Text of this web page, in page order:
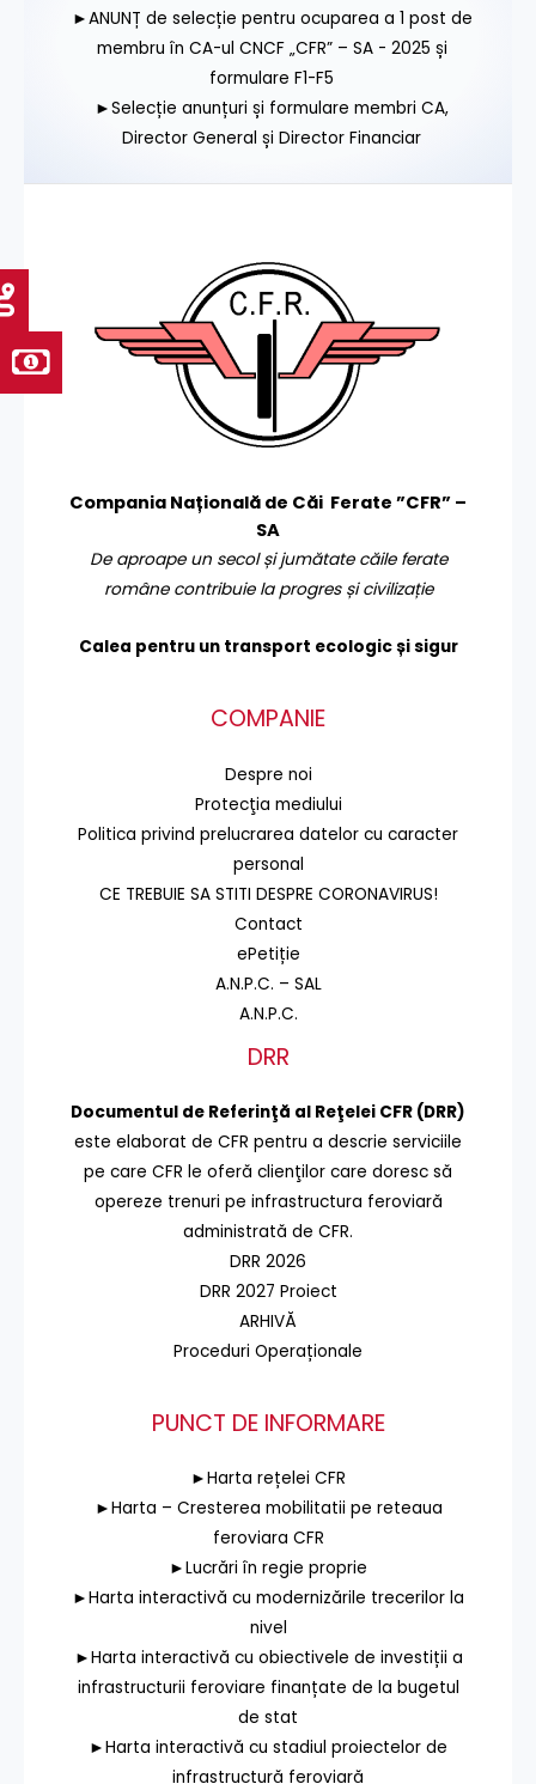
►ANUNȚ de selecție pentru ocuparea a 1 post de
membru în CA-ul CNCF „CFR” – SA - 2025 și
formulare F1-F5
►Selecție anunțuri și formulare membri CA,
Director General și Director Financiar
Compania Națională de Căi Ferate ”CFR” –
SA
De aproape un secol și jumătate căile ferate
române contribuie la progres și civilizație
Calea pentru un transport ecologic și sigur
COMPANIE
Despre noi
Protecţia mediului
Politica privind prelucrarea datelor cu caracter
personal
CE TREBUIE SA STITI DESPRE CORONAVIRUS!
Contact
ePetiție
A.N.P.C. – SAL
A.N.P.C.
DRR
Documentul de Referinţă al Reţelei CFR (DRR)
este elaborat de CFR pentru a descrie serviciile
pe care CFR le oferă clienţilor care doresc să
opereze trenuri pe infrastructura feroviară
administrată de CFR.
DRR 2026
DRR 2027 Proiect
ARHIVĂ
Proceduri Operaționale
PUNCT DE INFORMARE
►Harta rețelei CFR
►Harta – Cresterea mobilitatii pe reteaua
feroviara CFR
►Lucrări în regie proprie
►Harta interactivă cu modernizările trecerilor la
nivel
►Harta interactivă cu obiectivele de investiții a
infrastructurii feroviare finanțate de la bugetul
de stat
►Harta interactivă cu stadiul proiectelor de
infrastructură feroviară